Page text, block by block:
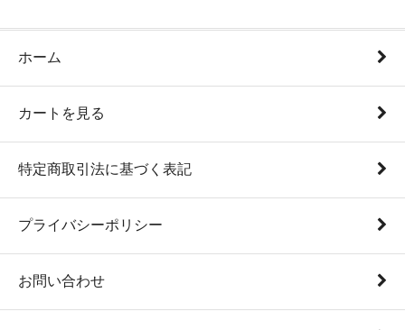
ホーム
カートを見る
特定商取引法に基づく表記
プライバシーポリシー
お問い合わせ